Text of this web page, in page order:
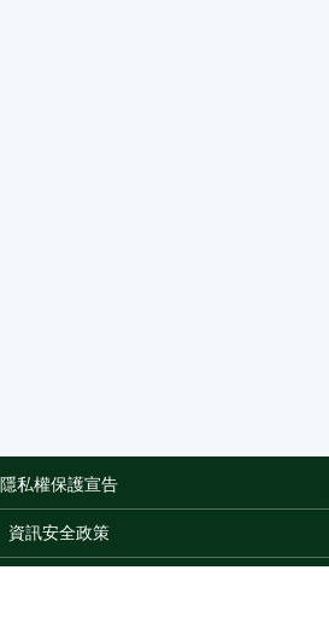
隱私權保護宣告
資訊安全政策